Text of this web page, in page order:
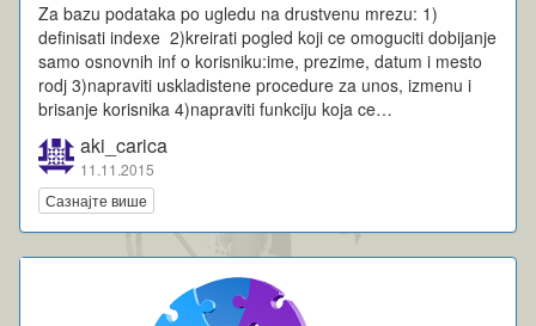
Za bazu podataka po ugledu na drustvenu mrezu: 1)
definisati indexe 2)kreirati pogled koji ce omoguciti dobijanje
samo osnovnih inf o korisniku:ime, prezime, datum i mesto
rodj 3)napraviti uskladistene procedure za unos, izmenu i
brisanje korisnika 4)napraviti funkciju koja ce…
aki_carica
11.11.2015
Сазнајте више